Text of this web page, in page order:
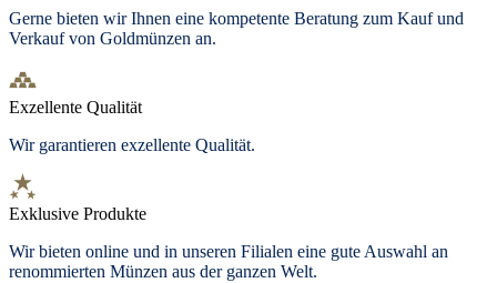
Gerne bieten wir Ihnen eine kompetente Beratung zum Kauf und
Verkauf von Goldmünzen an.
Exzellente Qualität
Wir garantieren exzellente Qualität.
Exklusive Produkte
Wir bieten online und in unseren Filialen eine gute Auswahl an
renommierten Münzen aus der ganzen Welt.